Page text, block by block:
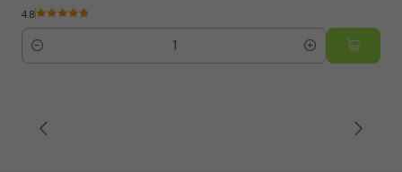
4.8
Quantity